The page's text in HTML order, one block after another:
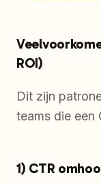
ROI)
Dit zijn
teams die een
1) CTR